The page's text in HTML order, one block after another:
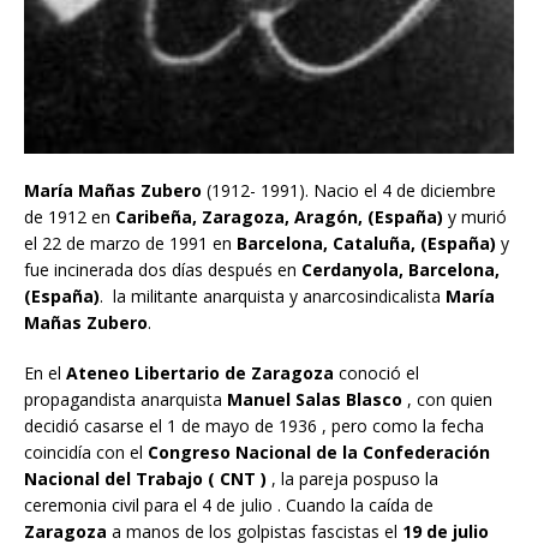
María Mañas Zubero (1912- 1991). Nacio el 4 de diciembre
de 1912 en Caribeña, Zaragoza, Aragón, (España) y murió
el 22 de marzo de 1991 en Barcelona, Cataluña, (España) y
fue incinerada dos días después en Cerdanyola, Barcelona,
(España). la militante anarquista y anarcosindicalista María
Mañas Zubero.
En el Ateneo Libertario de Zaragoza conoció el
propagandista anarquista Manuel Salas Blasco , con quien
decidió casarse el 1 de mayo de 1936 , pero como la fecha
coincidía con el Congreso Nacional de la Confederación
Nacional del Trabajo ( CNT ) , la pareja pospuso la
ceremonia civil para el 4 de julio . Cuando la caída de
Zaragoza a manos de los golpistas fascistas el 19 de julio